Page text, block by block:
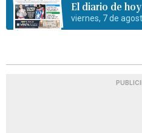
El diario de hoy
viernes, 7 de